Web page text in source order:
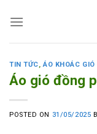
TIN TỨC,ÁO KHOÁC
Áo gió đồng
POSTED ON 31/05/2025